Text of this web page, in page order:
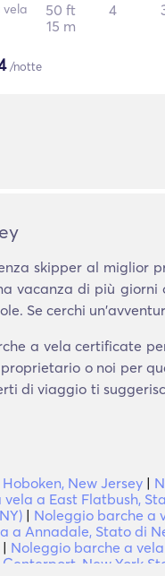
vela
50 ft
15 m
4
/notte
skipper al miglior
vacanza di più
Se cerchi
a vela certificate
o noi per
di viaggio ti
New Jersey |
a East Flatbush,
| Noleggio barche a
a Annadale, Stato di
| Noleggio barche a
New York